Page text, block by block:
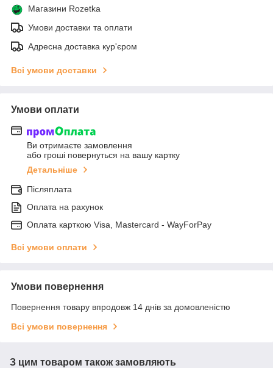
Магазини Rozetka
Умови доставки та оплати
Адресна доставка кур'єром
Всі умови доставки
Умови оплати
Ви отримаєте замовлення
або гроші повернуться на вашу картку
Детальніше
Післяплата
Оплата на рахунок
Оплата карткою Visa, Mastercard - WayForPay
Всі умови оплати
Умови повернення
Повернення товару впродовж 14 днів за домовленістю
Всі умови повернення
З цим товаром також замовляють